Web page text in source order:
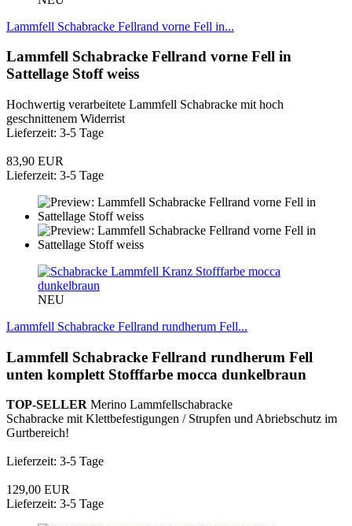
Lammfell Schabracke Fellrand vorne Fell in...
Lammfell Schabracke Fellrand vorne Fell in
Sattellage Stoff weiss
Hochwertig verarbeitete Lammfell Schabracke mit hoch
geschnittenem Widerrist
Lieferzeit: 3-5 Tage
83,90 EUR
Lieferzeit: 3-5 Tage
NEU
Lammfell Schabracke Fellrand rundherum Fell...
Lammfell Schabracke Fellrand rundherum Fell
unten komplett Stofffarbe mocca dunkelbraun
TOP-SELLER Merino Lammfellschabracke
Schabracke mit Klettbefestigungen / Strupfen und Abriebschutz im
Gurtbereich!
Lieferzeit: 3-5 Tage
129,00 EUR
Lieferzeit: 3-5 Tage